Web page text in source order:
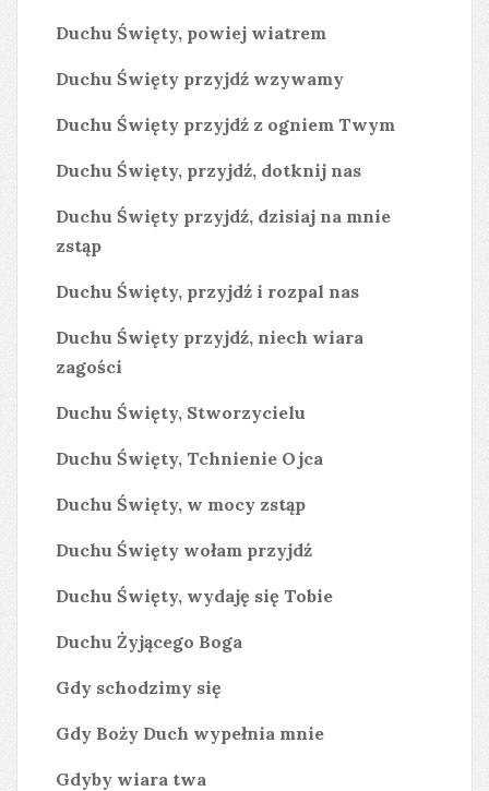
Duchu Święty, powiej wiatrem
Duchu Święty przyjdź wzywamy
Duchu Święty przyjdź z ogniem Twym
Duchu Święty, przyjdź, dotknij nas
Duchu Święty przyjdź, dzisiaj na mnie
zstąp
Duchu Święty, przyjdź i rozpal nas
Duchu Święty przyjdź, niech wiara
zagości
Duchu Święty, Stworzycielu
Duchu Święty, Tchnienie Ojca
Duchu Święty, w mocy zstąp
Duchu Święty wołam przyjdź
Duchu Święty, wydaję się Tobie
Duchu Żyjącego Boga
Gdy schodzimy się
Gdy Boży Duch wypełnia mnie
Gdyby wiara twa